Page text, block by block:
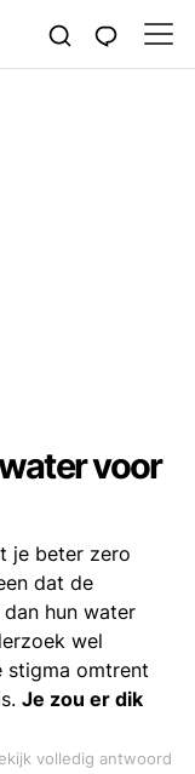
voor
je beter zero
dat de
hun water
wel
stigma omtrent
Je zou er dik
volledig antwoord